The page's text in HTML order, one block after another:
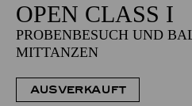
OPEN CLASS I
PROBENBESUCH UND
MITTANZEN
AUSVERKAUFT